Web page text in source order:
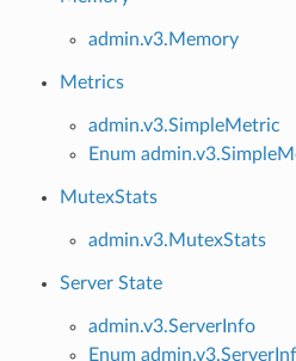
admin.v3.Memory
Metrics
admin.v3.SimpleMetric
Enum
MutexStats
admin.v3.MutexStats
Server State
admin.v3.ServerInfo
Enum